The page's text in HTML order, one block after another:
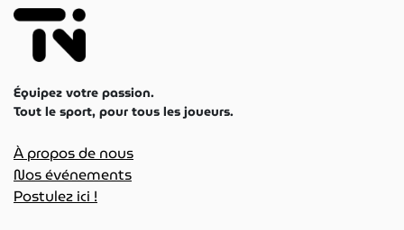
Équipez votre passion.
Tout le sport, pour tous les joueurs.
À propos de nous
Nos événements
Postulez ici !